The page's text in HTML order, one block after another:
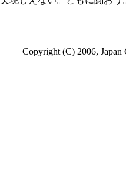
Copyright (C) 2006, Japan